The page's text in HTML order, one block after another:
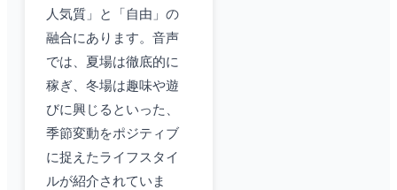
人気質」と「自由」の
融合にあります。音声
では、夏場は徹底的に
稼ぎ、冬場は趣味や遊
びに興じるといった、
季節変動をポジティブ
に捉えたライフスタイ
ルが紹介されていま